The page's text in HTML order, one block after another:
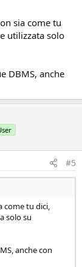
sia come tu
utilizzata solo
DBMS, anche
#5
come tu dici,
solo su
anche con